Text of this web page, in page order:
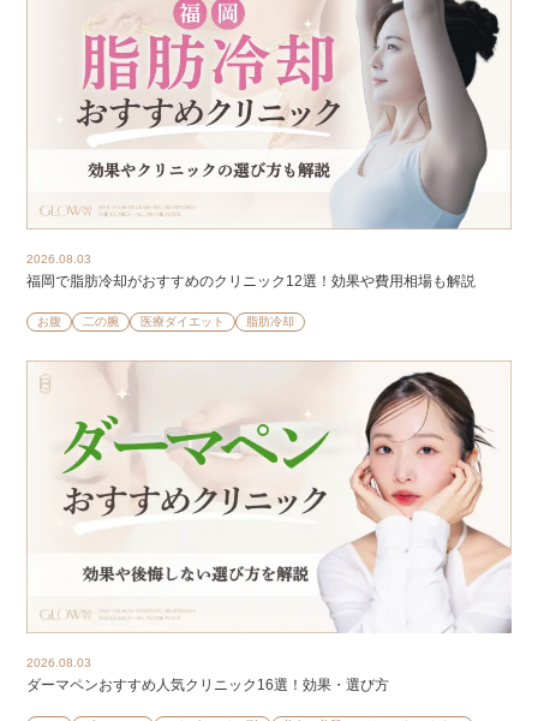
2026.08.03
福岡で脂肪冷却がおすすめのクリニック12選！効果や費用相場も解説
お腹 二の腕 医療ダイエット 脂肪冷却
2026.08.03
ダーマペンおすすめ人気クリニック16選！効果・選び方